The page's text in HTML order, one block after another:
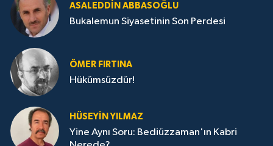
ASALEDDIN ABBASOĞLU
Bukalemun Siyasetinin Son Perdesi
ÖMER FIRTINA
Hükümsüzdür!
HÜSEYIN YILMAZ
Yine Aynı Soru: Bediüzzaman'ın Kabri